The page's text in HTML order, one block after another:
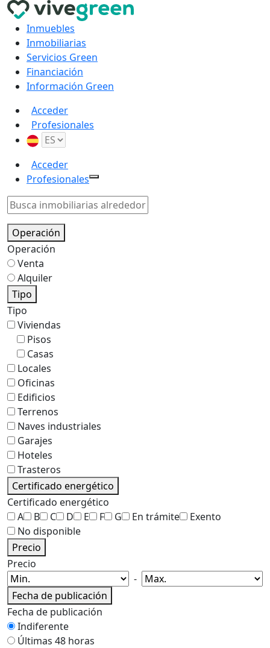
Inmuebles
Inmobiliarias
Servicios Green
Financiación
Información Green
Acceder
Profesionales
Acceder
Profesionales
Operación
Operación
Venta
Alquiler
Tipo
Tipo
Viviendas
Pisos
Casas
Locales
Oficinas
Edificios
Terrenos
Naves industriales
Garajes
Hoteles
Trasteros
Certificado energético
Certificado energético
A
B C D E F G En trámite
Exento
No disponible
Precio
Precio
-
Fecha de publicación
Fecha de publicación
Indiferente
Últimas 48 horas